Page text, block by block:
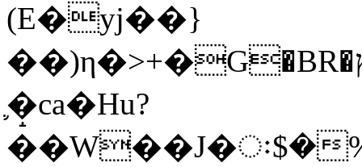
(E�yj��}
��)η�>+�G�BR�ץ�Wf}"��k�z w0��wp5g=@ ��g�i����A4�ʸO�>�D�j(�ύ��e�n�*f��
֛�̝ca�Hu?
��W��J�ः$�